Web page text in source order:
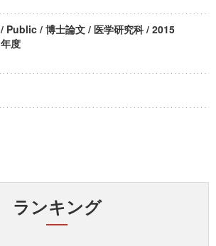
/ Public / 博士論文 / 医学研究科 / 2015
年度
ランキング